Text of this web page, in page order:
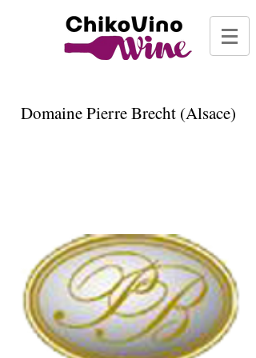
Domaine Pierre Brecht (Alsace)